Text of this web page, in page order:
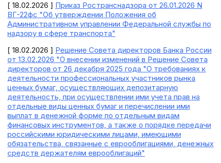
[ 18.02.2026 ] Приказ Ространснадзора от 26.01.2026 N
ВГ-22фс "Об утверждении Положения об
Административном управлении Федеральной службы по
надзору в сфере транспорта"
[ 18.02.2026 ] Решение Совета директоров Банка России
от 13.02.2026 "О внесении изменений в Решение Совета
директоров от 26 декабря 2025 года "О требованиях к
деятельности профессиональных участников рынка
ценных бумаг, осуществляющих депозитарную
деятельность, при осуществлении ими учета прав на
отдельные виды ценных бумаг и перечислении ими
выплат в денежной форме по отдельным видам
финансовых инструментов, а также о порядке передачи
российскими юридическими лицами, имеющими
обязательства, связанные с еврооблигациями, денежных
средств держателям еврооблигаций"